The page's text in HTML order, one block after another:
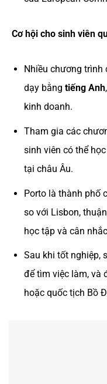
Cơ hội cho sinh viên
Nhiều chương trình
dạy bằng tiếng Anh
kinh doanh.
Tham gia các
sinh viên có thể
tại châu Âu.
Porto là thành phố
so với Lisbon,
học tập và cân
Sau khi tốt nghiệp,
để tìm việc làm, và
hoặc quốc tịch Bồ